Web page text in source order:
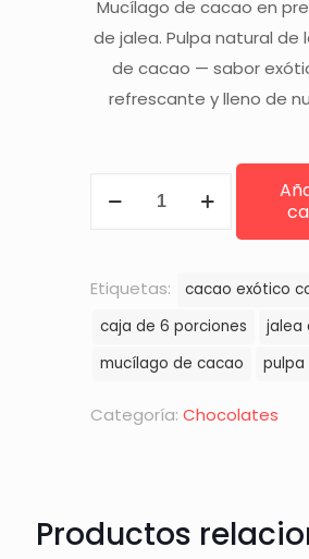
Mucílago de cacao en
de jalea. Pulpa natural de
de cacao — sabor
refrescante y lleno de
—
cantidad
Etiquetas:
cacao exótico
caja de 6 porciones
jalea
mucílago de cacao
pulpa
Categoría: Chocolates
Productos